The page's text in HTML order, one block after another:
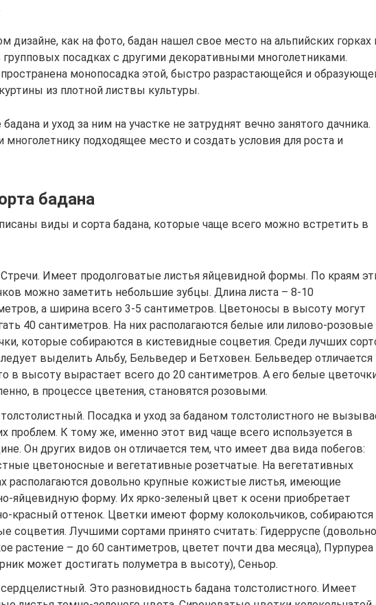
дизайне, как на фото, бадан нашел свое место на альпийских горках
посадках с другими декоративными многолетниками.
монопосадка этой, быстро разрастающейся и
из плотной листвы культуры.
и уход за ним на участке не затруднят вечно занятого дачника.
многолетнику подходящее место и создать условия для роста и
бадана
виды и сорта бадана, которые чаще всего можно встретить в
Стречи. Имеет продолговатые листья яйцевидной формы. По краям
можно заметить небольшие зубцы. Длина листа – 8-10
а ширина всего 3-5 сантиметров. Цветоносы в высоту могут
40 сантиметров. На них располагаются белые или лилово-розовые
которые собираются в кистевидные соцветия. Среди лучших
выделить Альбу, Бельведер и Бетховен. Бельведер отличается
в высоту вырастает всего до 20 сантиметров. А его белые
в процессе цветения, становятся розовыми.
Посадка и уход за баданом толстолистного не
проблем. К тому же, именно этот вид чаще всего используется в
Он других видов он отличается тем, что имеет два вида побегов:
цветоносные и вегетативные розетчатые. На вегетативных
располагаются довольно крупные кожистые листья, имеющие
яйцевидную форму. Их ярко-зеленый цвет к осени приобретает
красный оттенок. Цветки имеют форму колокольчиков, собираются
соцветия. Лучшими сортами принято считать: Гидерруспе (довольно
растение – до 60 сантиметров, цветет почти два месяца), Пурпуреа
может достигать полуметра в высоту), Сеньор.
Это разновидность бадана толстолистного. Имеет